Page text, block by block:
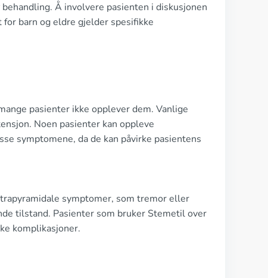
Å involvere pasienten i diskusjonen
barn og eldre gjelder spesifikke
pasienter ikke opplever dem. Vanlige
Noen pasienter kan oppleve
symptomene, da de kan påvirke pasientens
symptomer, som tremor eller
tilstand. Pasienter som bruker Stemetil over
komplikasjoner.